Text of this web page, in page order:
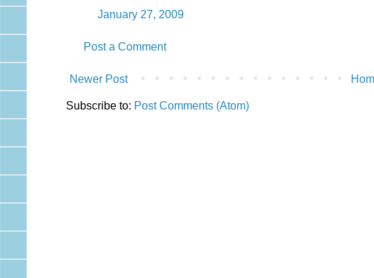
January 27, 2009
Post a Comment
Newer Post
Subscribe to: Post Comments (Atom)